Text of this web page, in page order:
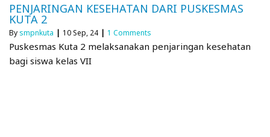
PENJARINGAN KESEHATAN DARI PUSKESMAS
KUTA 2
By smpnkuta | 10Sep, 24 | 1 Comments
Puskesmas Kuta 2 melaksanakan penjaringan kesehatan
bagi siswa kelas VII